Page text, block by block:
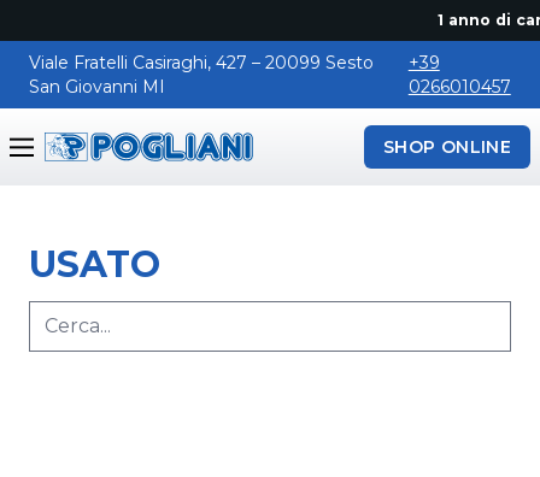
1 anno di
Viale Fratelli Casiraghi, 427 – 20099 Sesto
San Giovanni MI
+39
0266010457
SHOP ONLINE
USATO